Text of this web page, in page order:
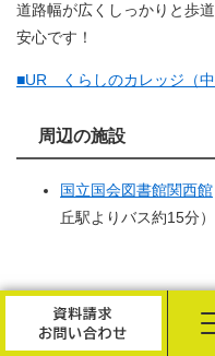
道路幅が広くしっかりと歩
安心です！
■UR くらしのカレッジ（中
周辺の施設
国立国会図書館関西館
丘駅よりバス約15分）